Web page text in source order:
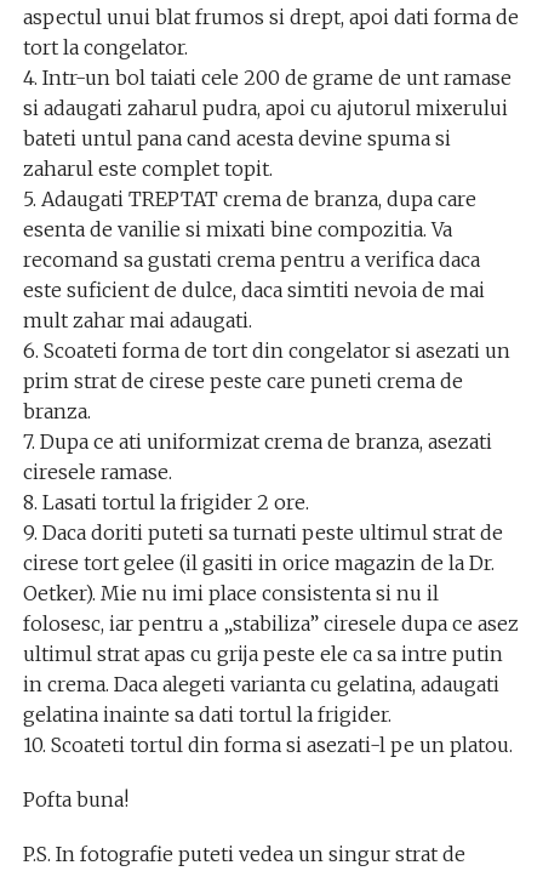
aspectul unui blat frumos si drept, apoi dati forma de
tort la congelator.
4. Intr-un bol taiati cele 200 de grame de unt ramase
si adaugati zaharul pudra, apoi cu ajutorul mixerului
bateti untul pana cand acesta devine spuma si
zaharul este complet topit.
5. Adaugati TREPTAT crema de branza, dupa care
esenta de vanilie si mixati bine compozitia. Va
recomand sa gustati crema pentru a verifica daca
este suficient de dulce, daca simtiti nevoia de mai
mult zahar mai adaugati.
6. Scoateti forma de tort din congelator si asezati un
prim strat de cirese peste care puneti crema de
branza.
7. Dupa ce ati uniformizat crema de branza, asezati
ciresele ramase.
8. Lasati tortul la frigider 2 ore.
9. Daca doriti puteti sa turnati peste ultimul strat de
cirese tort gelee (il gasiti in orice magazin de la Dr.
Oetker). Mie nu imi place consistenta si nu il
folosesc, iar pentru a „stabiliza” ciresele dupa ce asez
ultimul strat apas cu grija peste ele ca sa intre putin
in crema. Daca alegeti varianta cu gelatina, adaugati
gelatina inainte sa dati tortul la frigider.
10. Scoateti tortul din forma si asezati-l pe un platou.
Pofta buna!
P.S. In fotografie puteti vedea un singur strat de